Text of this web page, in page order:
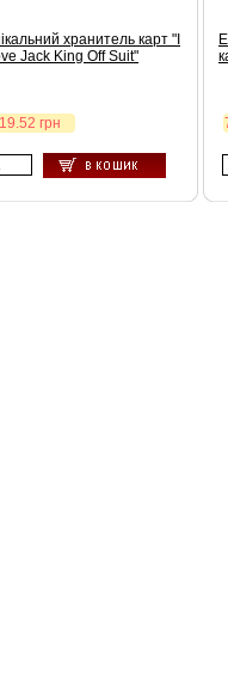
хранитель карт "I
Jack King Off Suit"
грн